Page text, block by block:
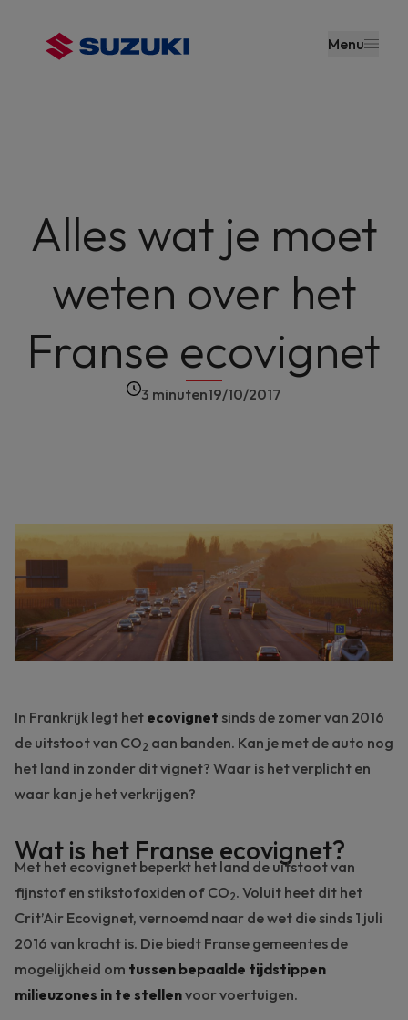
de inhoud
gaan
Menu
Alles wat je moet
weten over het
Franse ecovignet
3 minuten19/10/2017
In Frankrijk legt het ecovignet sinds de zomer van 2016
de uitstoot van CO2 aan banden. Kan je met de auto nog
het land in zonder dit vignet? Waar is het verplicht en
waar kan je het verkrijgen?
Wat is het Franse ecovignet?
Met het ecovignet beperkt het land de uitstoot van
fijnstof en stikstofoxiden of CO2. Voluit heet dit het
Crit’Air Ecovignet, vernoemd naar de wet die sinds 1 juli
2016 van kracht is. Die biedt Franse gemeentes de
mogelijkheid om tussen bepaalde tijdstippen
milieuzones in te stellenvoor voertuigen.